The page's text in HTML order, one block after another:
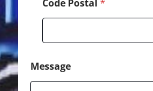
Code Postal *
Message